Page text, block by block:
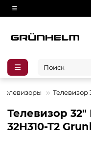
Телевизоры Телевизор
Телевизор 32"
32H310-T2